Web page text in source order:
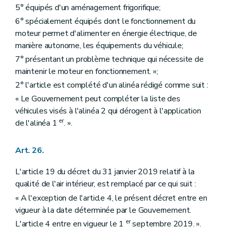
5° équipés d'un aménagement frigorifique;
6° spécialement équipés dont le fonctionnement du
moteur permet d'alimenter en énergie électrique, de
manière autonome, les équipements du véhicule;
7° présentant un problème technique qui nécessite de
maintenir le moteur en fonctionnement. »;
2° l'article est complété d'un alinéa rédigé comme suit :
« Le Gouvernement peut compléter la liste des
véhicules visés à l'alinéa 2 qui dérogent à l'application
de l'alinéa 1 er. ».
Art. 26.
L'article 19 du décret du 31 janvier 2019 relatif à la
qualité de l'air intérieur, est remplacé par ce qui suit :
« A l'exception de l'article 4, le présent décret entre en
vigueur à la date déterminée par le Gouvernement.
L'article 4 entre en vigueur le 1 erseptembre 2019. ».